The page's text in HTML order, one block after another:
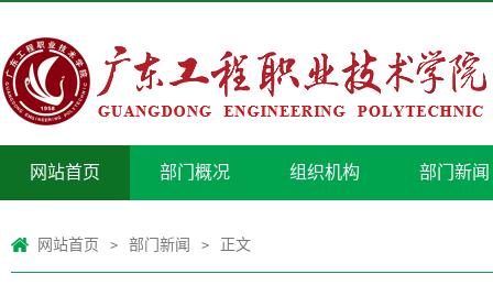
网站首页 部门概况 组织机构 部门新闻
网站首页 > 部门新闻 > 正文